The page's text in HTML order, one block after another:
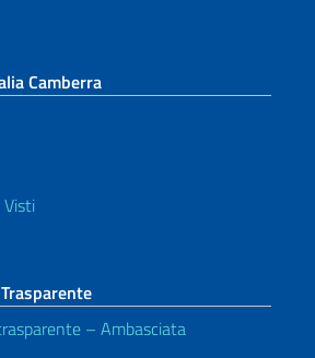
Camberra
– Ambasciata